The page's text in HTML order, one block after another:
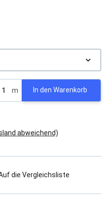
m In den Warenkorb
abweichend)
die Vergleichsliste